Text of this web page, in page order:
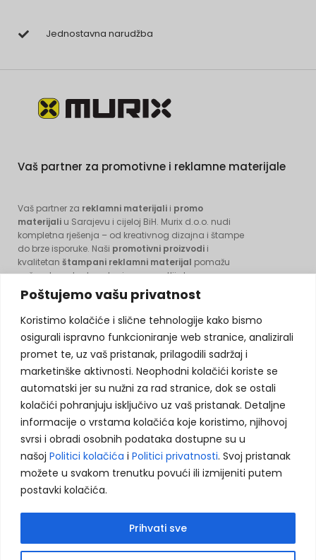
Koristimo kolačiće kako bismo poboljšali vaše
korisničko iskustvo, analizirali saobraćaj i
prikazali prilagođeni sadržaj. Više informacija
možete pronaći u našojPolitici privatnostii
Politici kolačića .
Odbij neophodne
Poštujemo vašu privatnost
Koristimo kolačiće i slične tehnologije kako bismo
osigurali ispravno funkcioniranje web stranice, analizirali
promet te, uz vaš pristanak, prilagodili sadržaj i
marketinške aktivnosti. Neophodni kolačići koriste se
automatski jer su nužni za rad stranice, dok se ostali
kolačići pohranjuju isključivo uz vaš pristanak. Detaljne
informacije o vrstama kolačića koje koristimo, njihovoj
svrsi i obradi osobnih podataka dostupne su u
našoj Politici kolačića i Politici privatnosti. Svoj pristanak
možete u svakom trenutku povući ili izmijeniti putem
postavki kolačića.
Prihvati sve
Jednostavna narudžba
Vaš partner za promotivne i reklamne materijale
Vaš partner za reklamni materijali i promo
materijali u Sarajevu i cijeloj BiH. Murix d.o.o. nudi
kompletna rješenja – od kreativnog dizajna i štampe
do brze isporuke. Naši promotivni proizvodi i
kvalitetan štampani reklamni materijal pomažu
vašem brendu da ostavi prepoznatljiv trag.
Pouzdano, profesionalno i na vrijeme.
KONTAKT INFORMACIJE:
Husein Kapetana Gradaščevića, 74264 Jelah - Tešanj, BiH
agencija.murix@gmail.com
+387 60 308 5713
+387 32 664 364
PRETRAŽITE PROIZVODE: